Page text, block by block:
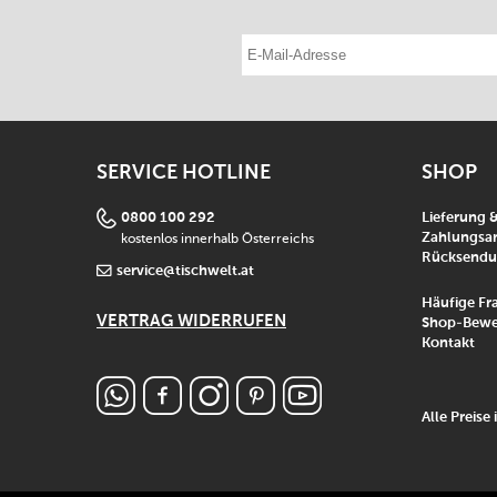
E-Mail-Adresse eintragen
SERVICE HOTLINE
0800 100 292
kostenlos innerhalb Österreichs
service@tischwelt.at
VERTRAG WIDERRUFEN
SHOP
Lieferung
Häufige
Shop-
Kontakt
Alle Preise